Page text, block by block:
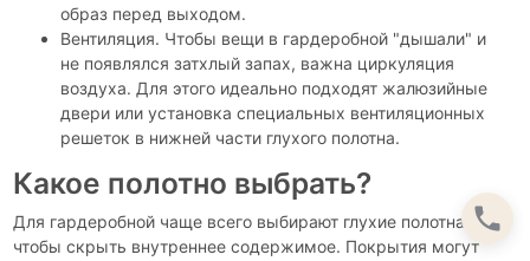
образ перед выходом.
Вентиляция. Чтобы вещи в гардеробной "дышали" и
не появлялся затхлый запах, важна циркуляция
воздуха. Для этого идеально подходят жалюзийные
двери или установка специальных вентиляционных
решеток в нижней части глухого полотна.
Какое полотно выбрать?
Для гардеробной чаще всего выбирают глухие полотна,
чтобы скрыть внутреннее содержимое. Покрытия могут